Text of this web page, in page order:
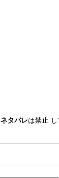
ネタバレは禁止 し